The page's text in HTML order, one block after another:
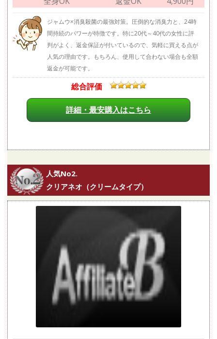
ジャムウ×消臭殺菌の最強対策。圧倒的な消臭力と、24時
間持続のパワーが特徴です。特に20代～40代の女性に評
判がよく、返金保証が付いているので、気軽に買える点が
人気の理由です。もちろん、使用して合わない場合も全額
返金が可能です。
総合評価
詳細・最安購入はこちら
人気No2.
クリアネオ（クリームタイプ）